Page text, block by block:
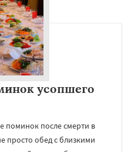
усопшего
поминок после смерти в
просто обед с близкими